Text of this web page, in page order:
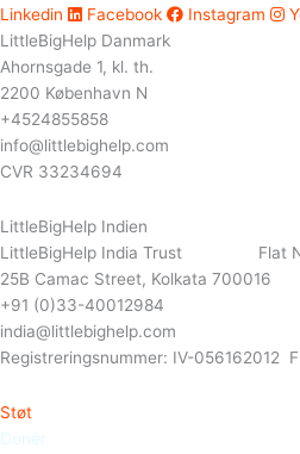
Linkedin
Facebook Instagram
LittleBigHelp Danmark
Ahornsgade 1, kl. th.
2200 København N
+4524855858
info@littlebighelp.com
CVR 33234694
LittleBigHelp Indien
LittleBigHelp India Trust Flat No.
25B Camac Street, Kolkata 700016
+91 (0)33-40012984
india@littlebighelp.com
Registreringsnummer: IV-056162012
Støt
Donér